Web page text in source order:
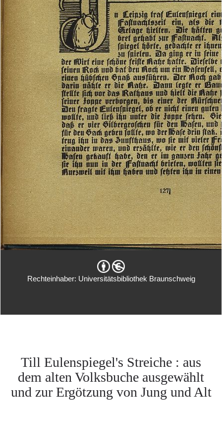
Rechteinhaber: Universitätsbibliothek Braunschweig
Till Eulenspiegel's Streiche : aus
dem alten Volksbuche ausgewählt
und zur Ergötzung von Jung und Alt